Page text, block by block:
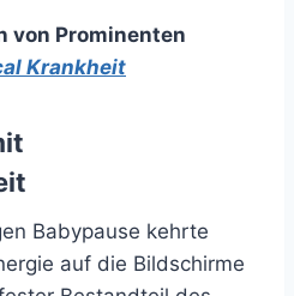
von Prominenten
Krankheit
Babypause kehrte
auf die Bildschirme